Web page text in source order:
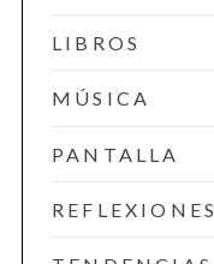
LIBROS
MÚSICA
PANTALLA
REFLEXIONES